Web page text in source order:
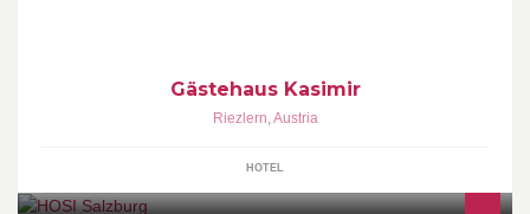
Gästehaus Kasimir
Riezlern,Austria
HOTEL